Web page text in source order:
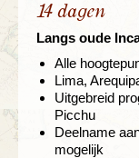
14 dagen
Langs oude
Alle
Lima,
Uitgebreid
Picchu
Deelname
mogelijk